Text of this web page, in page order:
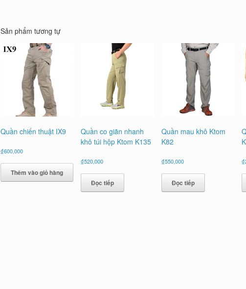
Sản phẩm tương tự
Quần chiến thuật IX9
₫600,000
Thêm vào giỏ hàng
Quần co giãn nhanh
khô túi hộp Ktom K135
₫520,000
Đọc tiếp
Quần mau khô Ktom
K82
₫550,000
Đọc tiếp
₫